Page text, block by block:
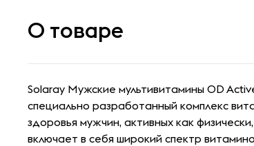
О товаре
Solaray Мужские мультивитамины OD
специально разработанный комплекс
здоровья мужчин, активных как
включает в себя широкий спектр